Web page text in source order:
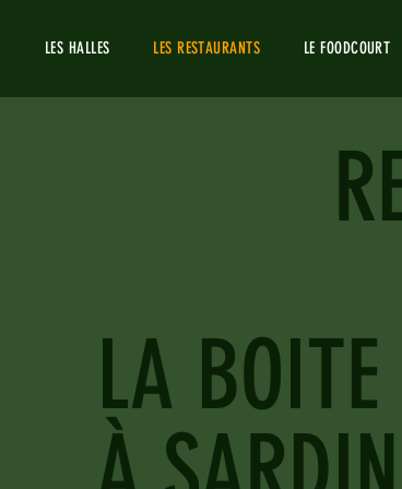
LES HALLES LES RESTAURANTS LE FOODCOURT
LA BOITE